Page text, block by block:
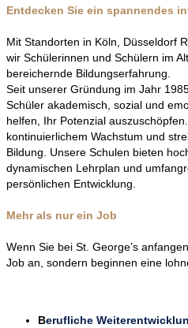
Entdecken Sie ein spannendes
Mit Standorten in Köln, Düsseldorf
wir Schülerinnen und Schülern im
bereichernde Bildungserfahrung.
Seit unserer Gründung im Jahr
Schüler akademisch, sozial und
helfen, Ihr Potenzial
kontinuierlichem Wachstum und
Bildung. Unsere Schulen bieten
dynamischen Lehrplan und
persönlichen Entwicklung.
Mehr als nur ein Job
Wenn Sie bei St. George’s
Job an, sondern beginnen eine
Berufliche